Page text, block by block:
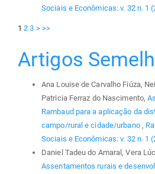
Sociais e Econômicas: v. 32 n. 1
1 2 3 > >>
Artigos
Ana Louise de Carvalho Fiúza,
Patricia Ferraz do Nascimento,
Rambaud para a aplicação da
campo/rural e cidade/urbano ,
Sociais e Econômicas: v. 32 n. 1
Daniel Tadeu do Amaral, Vera
Assentamentos rurais e